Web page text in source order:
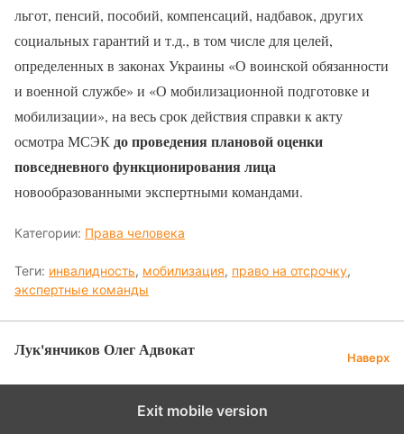
льгот, пенсий, пособий, компенсаций, надбавок, других
социальных гарантий и т.д., в том числе для целей,
определенных в законах Украины «О воинской обязанности
и военной службе» и «О мобилизационной подготовке и
мобилизации», на весь срок действия справки к акту
осмотра МСЭКдо проведения плановой оценки
повседневного функционирования лица
новообразованными экспертными командами.
Категории: Права человека
Теги: инвалидность, мобилизация, право на отсрочку,
экспертные команды
Лук'янчиков Олег Адвокат Наверх
Exit mobile version